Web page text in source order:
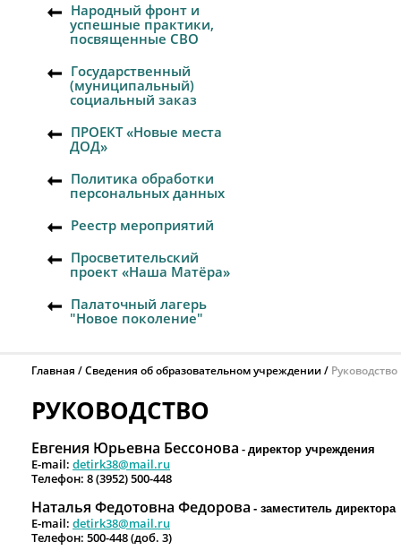
Народный фронт и
успешные практики,
посвященные СВО
Государственный
(муниципальный)
социальный заказ
ПРОЕКТ «Новые места
ДОД»
Политика обработки
персональных данных
Реестр мероприятий
Просветительский
проект «Наша Матёра»
Палаточный лагерь
"Новое поколение"
Главная Сведения об образовательном учреждении Руководство
РУКОВОДСТВО
Евгения Юрьевна Бессонова - директор учреждения
E-mail: detirk38@mail.ru
Телефон: 8 (3952) 500-448
Наталья Федотовна Федорова - заместитель директора
E-mail: detirk38@mail.ru
Телефон: 500-448 (доб. 3)